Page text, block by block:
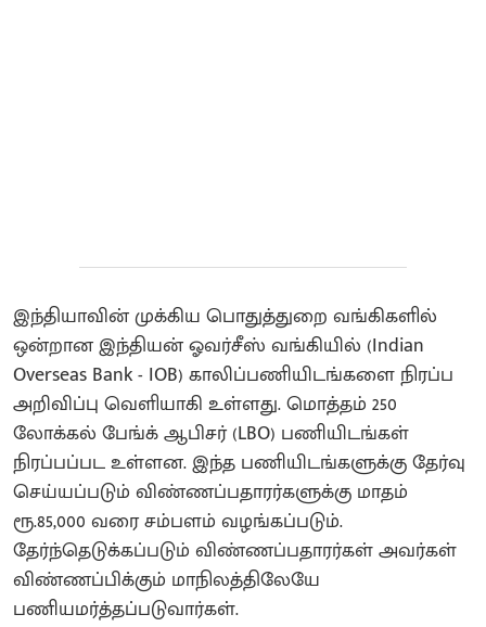
இந்தியாவின் முக்கிய பொதுத்துறை வங்கிகளில்
ஒன்றான இந்தியன் ஓவர்சீஸ் வங்கியில் (Indian
Overseas Bank - IOB) காலிப்பணியிடங்களை நிரப்ப
அறிவிப்பு வெளியாகி உள்ளது. மொத்தம் 250
லோக்கல் பேங்க் ஆபிசர் (LBO) பணியிடங்கள்
நிரப்பப்பட உள்ளன. இந்த பணியிடங்களுக்கு தேர்வு
செய்யப்படும் விண்ணப்பதாரர்களுக்கு மாதம்
ரூ.85,000 வரை சம்பளம் வழங்கப்படும்.
தேர்ந்தெடுக்கப்படும் விண்ணப்பதாரர்கள் அவர்கள்
விண்ணப்பிக்கும் மாநிலத்திலேயே
பணியமர்த்தப்படுவார்கள்.